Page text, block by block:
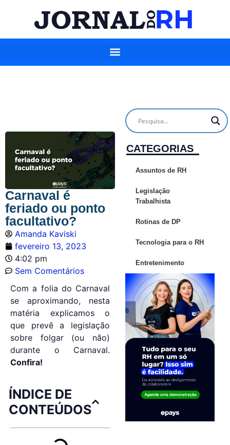
Carnaval é
feriado ou ponto
facultativo?
Amanda Kaviski
fevereiro 13, 2023
4:02 pm
Sem Comentários
Com a folia do Carnaval
se aproximando, nesta
matéria explicamos o
que prevê a legislação
sobre folgar (ou não)
durante o Carnaval.
Confira!
ÍNDICE DE
CONTEÚDOS
CATEGORIAS
Assuntos de RH
Legislação
Trabalhista
Rotinas de DP
Tecnologia para o RH
Entretenimento